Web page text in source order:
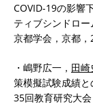
COVID-19の影響
ティブシンドロ
京都学会，京都
・嶋野広一， 田崎
策模擬試験成績
35回教育研究大